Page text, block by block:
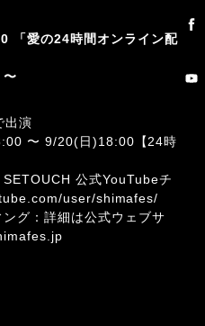
愛の24時間オンライン配
〜
出演
〜 9/20(日)18:00【24時
公式YouTubeチ
user/shimafes/
グ：詳細は公式ウェブサ